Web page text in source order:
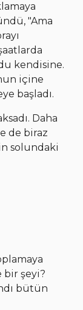
"Ama
kendisine.
içine
başladı.
Daha
de biraz
solundaki
bir şeyi?
bütün